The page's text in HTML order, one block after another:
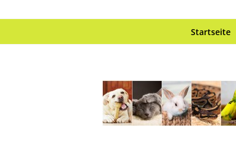
Startseite